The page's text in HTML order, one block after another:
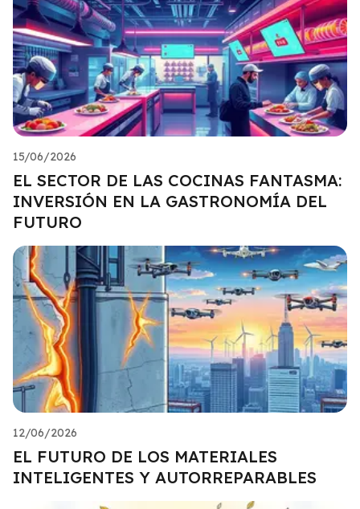
15/06/2026
EL SECTOR DE LAS COCINAS FANTASMA:
INVERSIÓN EN LA GASTRONOMÍA DEL
FUTURO
12/06/2026
EL FUTURO DE LOS MATERIALES
INTELIGENTES Y AUTORREPARABLES